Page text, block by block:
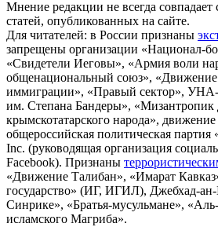
Мнение редакции не всегда совпадает
статей, опубликованных на сайте.
Для читателей: в России признаны
запрещены организации «Национал-
«Свидетели Иеговы», «Армия воли
общенациональный союз», «Движение
иммиграции», «Правый сектор»,
им. Степана Бандеры»,
крымскотатарского народа»,
общероссийская политическая партия
Inc. (руководящая организация
Facebook). Признаны
«Движение Талибан», «Имарат
государство» (ИГ, ИГИЛ), Джебхад-
Синрике», «Братья-мусульмане»,
исламского Магриба».